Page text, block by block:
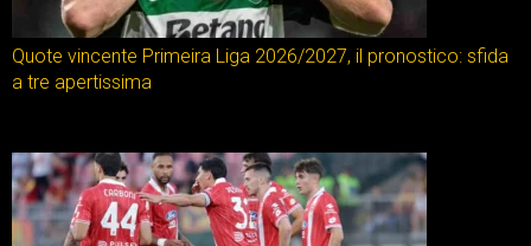
Quote vincente Primeira Liga 2026/2027, il pronostico: sfida
a tre apertissima